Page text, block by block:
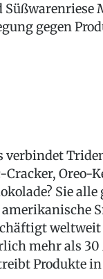
gegen
verbindet
Cracker, Oreo-
Sie
amerikanische
mehr als
Produkte